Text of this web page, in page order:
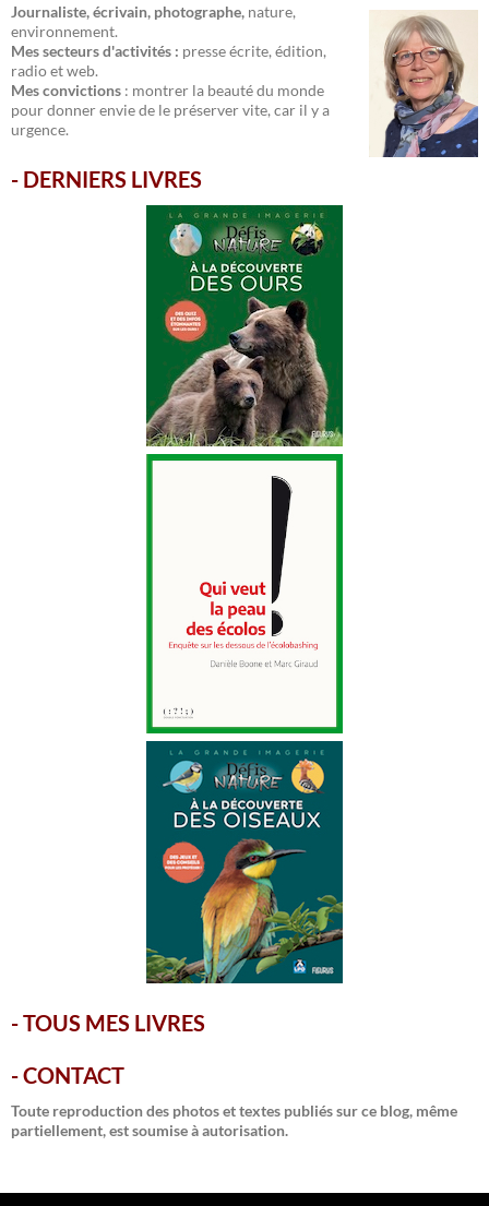
Journaliste, écrivain, photographe, nature,
environnement.
Mes secteurs d'activités : presse écrite, édition,
radio et web.
Mes convictions : montrer la beauté du monde
pour donner envie de le préserver vite, car il y a
urgence.
- DERNIERS LIVRES
-TOUS MES LIVRES
-CONTACT
Toute reproduction des photos et textes publiés sur ce blog, même
partiellement, est soumise à autorisation.